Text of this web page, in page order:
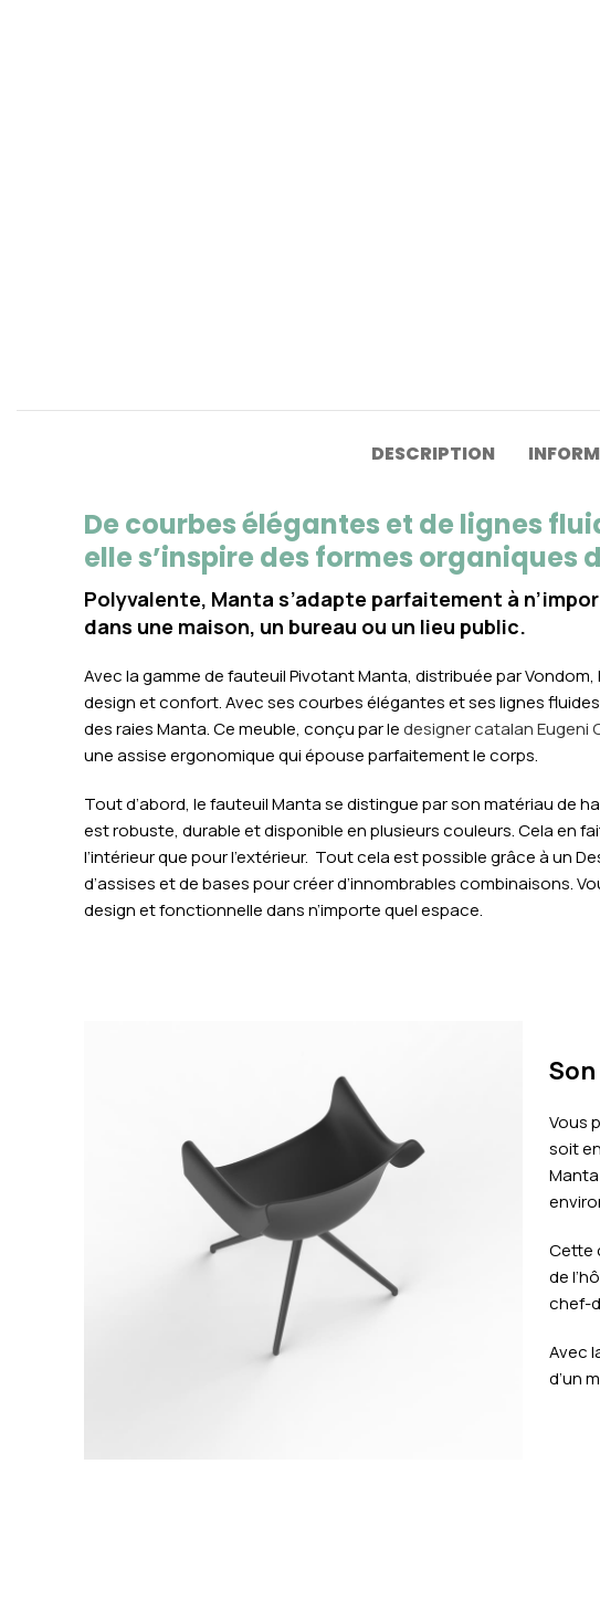
DESCRIPTION
De courbes élégantes et de lignes
elle s’inspire des formes organiques
Polyvalente, Manta s’adapte parfaitement à
dans une maison, un bureau ou un lieu public.
Avec la gamme de fauteuil Pivotant Manta, distribuée par
design et confort. Avec ses courbes élégantes et ses lignes
des raies Manta.Ce meuble, conçu par ledesigner catalan Eugeni
une assise ergonomique qui épouse parfaitement le corps.
Tout d’abord, le fauteuil Manta se distingue par son matériau de
est robuste, durable et disponible en plusieurs couleurs. Cela en
l’intérieur que pour l’extérieur. Tout cela est possible grâce à un
d’assises et de bases pour créer d’innombrables combinaisons.
design et fonctionnelle dans n’importe quel espace.
Vous
soit
Cette
de
chef-
Avec
d’un